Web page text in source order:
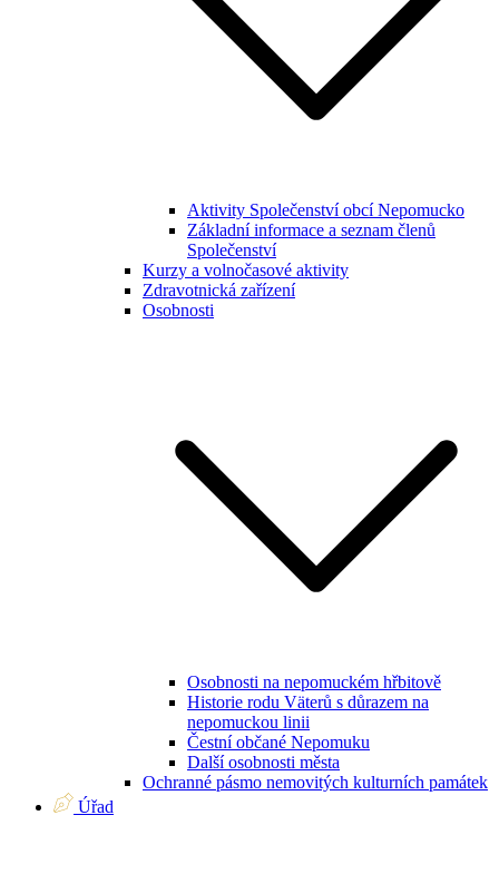
Aktivity Společenství obcí Nepomucko
Základní informace a seznam členů
Společenství
Kurzy a volnočasové aktivity
Zdravotnická zařízení
Osobnosti
Osobnosti na nepomuckém hřbitově
Historie rodu Väterů s důrazem na
nepomuckou linii
Čestní občané Nepomuku
Další osobnosti města
Ochranné pásmo nemovitých kulturních památek
Úřad